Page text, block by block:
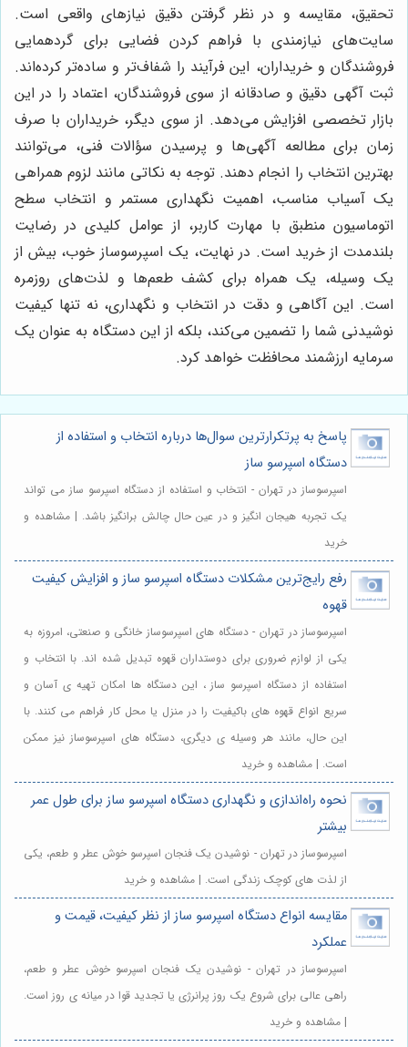
تحقیق، مقایسه و در نظر گرفتن دقیق نیازهای واقعی است.
سایت‌های نیازمندی با فراهم کردن فضایی برای گردهمایی
فروشندگان و خریداران، این فرآیند را شفاف‌تر و ساده‌تر کرده‌اند.
ثبت آگهی دقیق و صادقانه از سوی فروشندگان، اعتماد را در این
بازار تخصصی افزایش می‌دهد. از سوی دیگر، خریداران با صرف
زمان برای مطالعه آگهی‌ها و پرسیدن سؤالات فنی، می‌توانند
بهترین انتخاب را انجام دهند. توجه به نکاتی مانند لزوم همراهی
یک آسیاب مناسب، اهمیت نگهداری مستمر و انتخاب سطح
اتوماسیون منطبق با مهارت کاربر، از عوامل کلیدی در رضایت
بلندمدت از خرید است. در نهایت، یک اسپرسوساز خوب، بیش از
یک وسیله، یک همراه برای کشف طعم‌ها و لذت‌های روزمره
است. این آگاهی و دقت در انتخاب و نگهداری، نه تنها کیفیت
نوشیدنی شما را تضمین می‌کند، بلکه از این دستگاه به عنوان یک
سرمایه ارزشمند محافظت خواهد کرد.
پاسخ به پرتکرارترین سوال‌ها درباره انتخاب و استفاده از
دستگاه اسپرسو ساز
اسپرسوساز در تهران - انتخاب و استفاده از دستگاه اسپرسو ساز می تواند
یک تجربه هیجان انگیز و در عین حال چالش برانگیز باشد. | مشاهده و
خرید
رفع رایج‌ترین مشکلات دستگاه اسپرسو ساز و افزایش کیفیت
قهوه
اسپرسوساز در تهران - دستگاه های اسپرسوساز خانگی و صنعتی، امروزه به
یکی از لوازم ضروری برای دوستداران قهوه تبدیل شده اند. با انتخاب و
استفاده از دستگاه اسپرسو ساز ، این دستگاه ها امکان تهیه ی آسان و
سریع انواع قهوه های باکیفیت را در منزل یا محل کار فراهم می کنند. با
این حال، مانند هر وسیله ی دیگری، دستگاه های اسپرسوساز نیز ممکن
است. | مشاهده و خرید
نحوه راه‌اندازی و نگهداری دستگاه اسپرسو ساز برای طول عمر
بیشتر
اسپرسوساز در تهران - نوشیدن یک فنجان اسپرسو خوش عطر و طعم، یکی
از لذت های کوچک زندگی است. | مشاهده و خرید
مقایسه انواع دستگاه اسپرسو ساز از نظر کیفیت، قیمت و
عملکرد
اسپرسوساز در تهران - نوشیدن یک فنجان اسپرسو خوش عطر و طعم،
راهی عالی برای شروع یک روز پرانرژی یا تجدید قوا در میانه ی روز است.
| مشاهده و خرید